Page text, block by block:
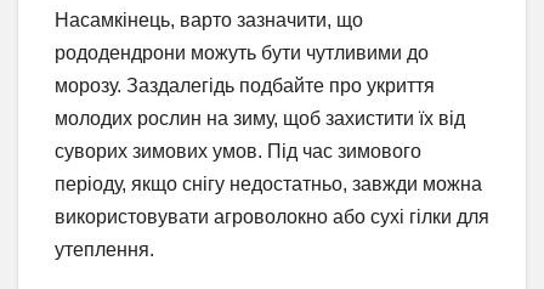
Насамкінець, варто зазначити, що
рододендрони можуть бути чутливими до
морозу. Заздалегідь подбайте про укриття
молодих рослин на зиму, щоб захистити їх від
суворих зимових умов. Під час зимового
періоду, якщо снігу недостатньо, завжди можна
використовувати агроволокно або сухі гілки для
утеплення.